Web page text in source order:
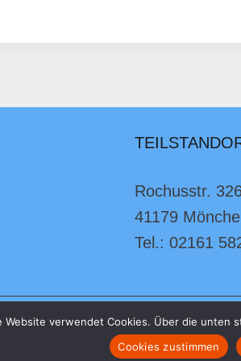
Rochusstr.
41179
Tel.: 02161
© 2026
Website verwendet Cookies. Über die unten
Cookies zustimmen